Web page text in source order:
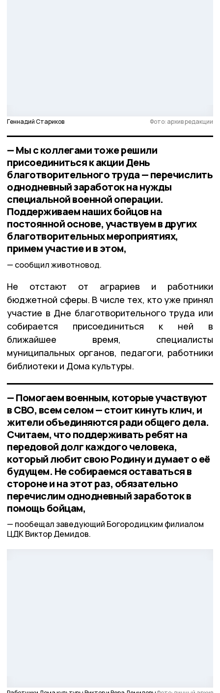
Геннадий Стариков Фото: архив редакции
— Мы с коллегами тоже решили
присоединиться к акции День
благотворительного труда — перечислить
однодневный заработок на нужды
специальной военной операции.
Поддерживаем наших бойцов на
постоянной основе, участвуем в других
благотворительных мероприятиях,
примем участие и в этом,
сообщил животновод.
Не отстают от аграриев и работники
бюджетной сферы. В числе тех, кто уже принял
участие в Дне благотворительного труда или
собирается присоединиться к ней в
ближайшее время, специалисты
муниципальных органов, педагоги, работники
библиотеки и Дома культуры.
— Помогаем военным, которые участвуют
в СВО, всем селом — стоит кинуть клич, и
жители объединяются ради общего дела.
Считаем, что поддерживать ребят на
передовой долг каждого человека,
который любит свою Родину и думает о её
будущем. Не собираемся оставаться в
стороне и на этот раз, обязательно
перечислим однодневный заработок в
помощь бойцам,
пообещал заведующий Богородицким филиалом
ЦДК Виктор Демидов.